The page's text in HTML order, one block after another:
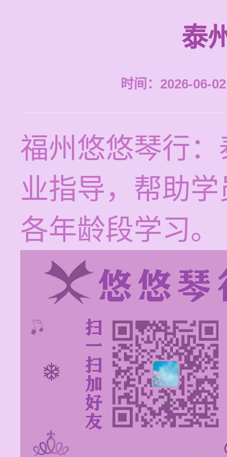
泰
时间：2026-06-
福州悠悠琴行
业指导，帮助
各年龄段学习。